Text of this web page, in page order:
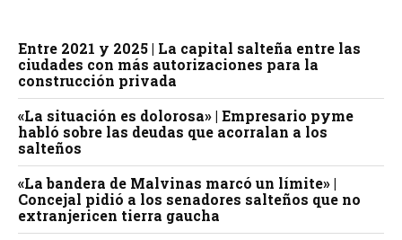
Entre 2021 y 2025 | La capital salteña entre las
ciudades con más autorizaciones para la
construcción privada
«La situación es dolorosa» | Empresario pyme
habló sobre las deudas que acorralan a los
salteños
«La bandera de Malvinas marcó un límite» |
Concejal pidió a los senadores salteños que no
extranjericen tierra gaucha